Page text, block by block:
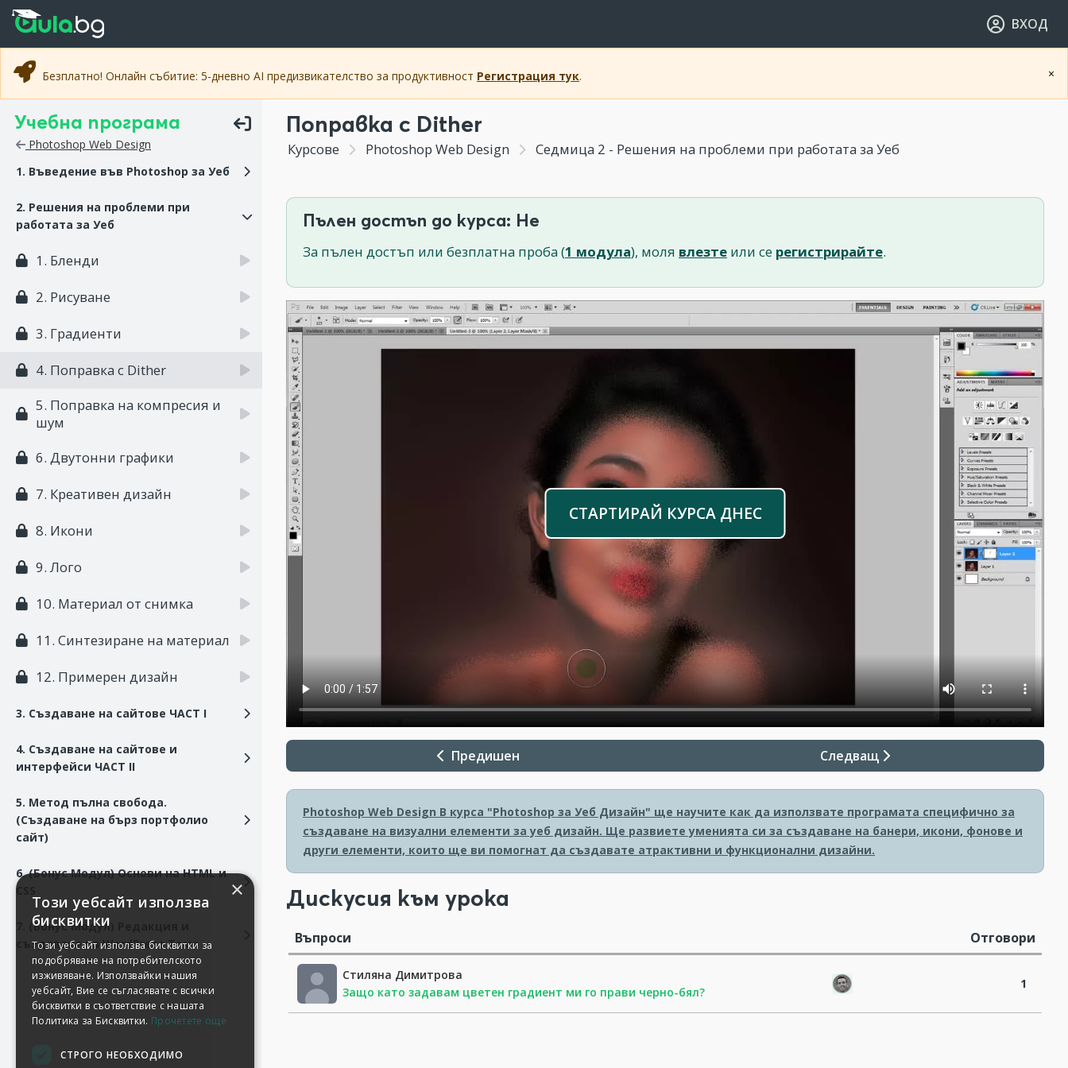
Прескочи към основното съдържание
Прескочи към навигацията
ВХОД
×
Безплатно! Онлайн събитие: 5-дневно AI предизвикателство за продуктивност Регистрация тук.
Учебна програма
Photoshop Web Design
1. Въведение във Photoshop за Уеб
2. Решения на проблеми при
работата за Уеб
1. Бленди
2. Рисуване
3. Градиенти
4. Поправка с Dither
5. Поправка на компресия и
шум
6. Двутонни графики
7. Креативен дизайн
8. Икони
9. Лого
10. Материал от снимка
11. Синтезиране на материал
12. Примерен дизайн
3. Създаване на сайтове ЧАСТ I
4. Създаване на сайтове и
интерфейси ЧАСТ II
5. Метод пълна свобода.
(Създаване на бърз портфолио
сайт)
6. (Бонус Модул) Основи на HTML и
CSS
7. (Бонус Модул) Редакция и
създаване на WordPress Тема
Поправка с Dither
Курсове Photoshop Web Design Седмица 2 - Решения на проблеми при работата за Уеб
Пълен достъп до курса: Не
За пълен достъп или безплатна проба (1 модула), моля влезте или се регистрирайте.
СТАРТИРАЙ КУРСА ДНЕС
Предишен Следващ
Photoshop Web Design В курса "Photoshop за Уеб Дизайн" ще научите как да използвате програмата специфично за
създаване на визуални елементи за уеб дизайн. Ще развиете уменията си за създаване на банери, икони, фонове и
други елементи, които ще ви помогнат да създавате атрактивни и функционални дизайни.
Дискусия към урока
Въпроси Отговори
Стиляна Димитрова
Защо като задавам цветен градиент ми го прави черно-бял?
1
×
Този уебсайт използва
бисквитки
Този уебсайт използва бисквитки за
подобряване на потребителското
изживяване. Използвайки нашия
уебсайт, Вие се съгласявате с всички
бисквитки в съответствие с нашата
Политика за Бисквитки. Прочетете още
СТРОГО НЕОБХОДИМО